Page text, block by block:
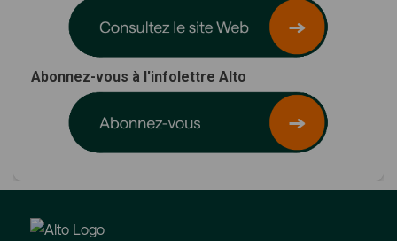
(Liens externes)
Abonnez-vous à l'infolettre Alto